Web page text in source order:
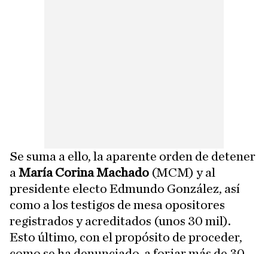
Se suma a ello, la aparente orden de detener
a María Corina Machado (MCM) y al
presidente electo Edmundo González, así
como a los testigos de mesa opositores
registrados y acreditados (unos 30 mil).
Esto último, con el propósito de proceder,